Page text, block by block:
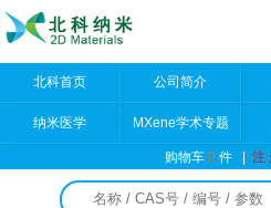
北科首页 公司简介
纳米医学 MXene学术专题
购物车0件 |注